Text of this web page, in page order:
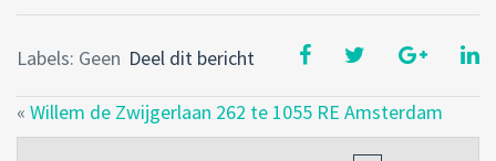
Deel dit bericht
Labels: Geen
« Willem de Zwijgerlaan 262 te 1055 RE Amsterdam